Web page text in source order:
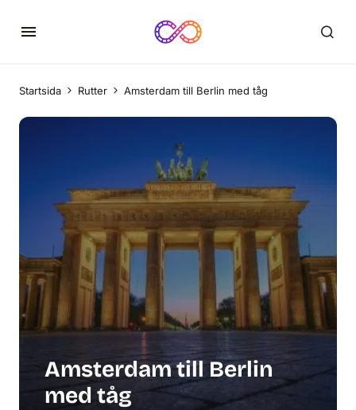
Startsida Rutter Amsterdam till Berlin med tåg
Amsterdam till Berlin
med tåg